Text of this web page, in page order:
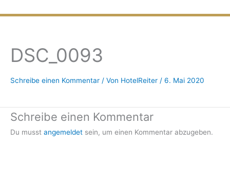
Inhalt
DSC_0093
Schreibe einen Kommentar / Von HotelReiter / 6. Mai 2020
Schreibe einen Kommentar
Du musst angemeldet sein, um einen Kommentar abzugeben.